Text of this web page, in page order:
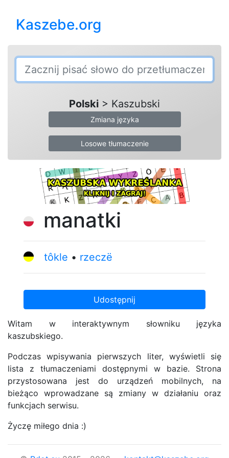
Kaszebe.org
Polski > Kaszubski
Zmiana języka
Losowe tłumaczenie
manatki
tôkle rzeczë
Udostępnij
Witam w interaktywnym słowniku języka
kaszubskiego.
Podczas wpisywania pierwszych liter, wyświetli się
lista z tłumaczeniami dostępnymi w bazie. Strona
przystosowana jest do urządzeń mobilnych, na
bieżąco wprowadzane są zmiany w działaniu oraz
funkcjach serwisu.
Życzę miłego dnia :)